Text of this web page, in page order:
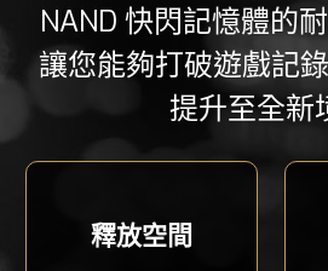
NAND 快閃記憶體的
讓您能夠打破遊戲記
提升至全新
釋放空間